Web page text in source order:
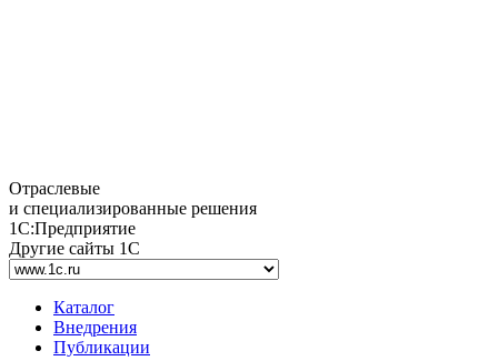
Отраслевые
и специализированные решения
1С:Предприятие
Другие сайты 1С
Каталог
Внедрения
Публикации